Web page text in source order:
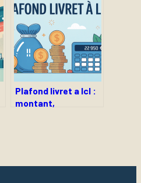
activation et limites
à connaître
Plafond livret a lcl :
montant,